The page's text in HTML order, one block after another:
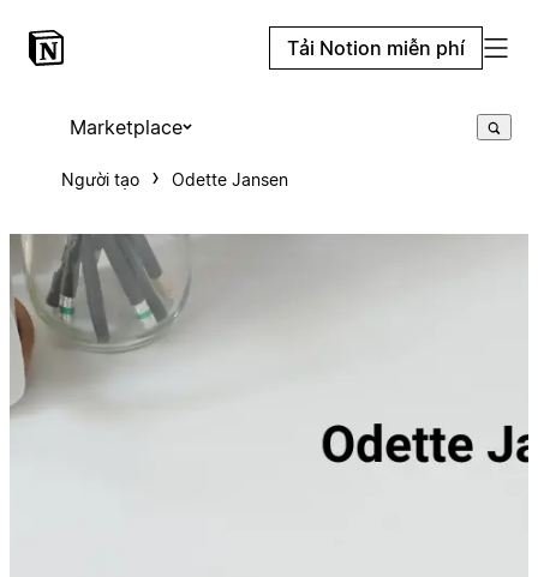
Tải Notion miễn phí
Marketplace
Người tạo Odette Jansen